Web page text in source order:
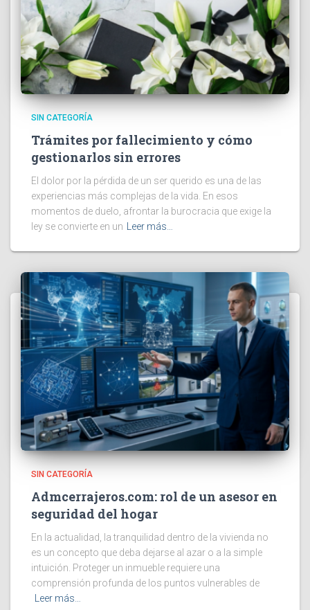
SIN CATEGORÍA
Trámites por fallecimiento y cómo
gestionarlos sin errores
El dolor por la pérdida de un ser querido es una de las
experiencias más complejas de la vida. En esos
momentos de duelo, afrontar la burocracia que exige la
ley se convierte en un
Leer más…
SIN CATEGORÍA
Admcerrajeros.com: rol de un asesor en
seguridad del hogar
En la actualidad, la tranquilidad dentro de la vivienda no
es un concepto que deba dejarse al azar o a la simple
intuición. Proteger un inmueble requiere una
comprensión profunda de los puntos vulnerables de
Leer más…